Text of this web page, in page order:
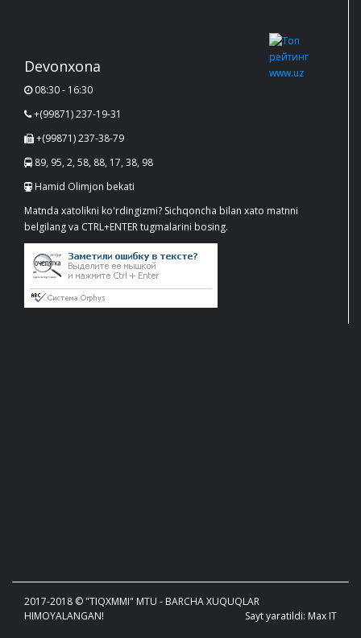
Devonxona
08:30 - 16:30
+(99871) 237-19-31
+(99871) 237-38-79
89, 95, 2, 58, 88, 17, 38, 98
Hamid Olimjon bekati
Matnda xatolikni ko'rdingizmi? Sichqoncha bilan xato matnni
belgilang va CTRL+ENTER tugmalarini bosing.
2017-2018 © "TIQXMMI" MTU - BARCHA XUQUQLAR
HIMOYALANGAN!
Sayt yaratildi: Max IT